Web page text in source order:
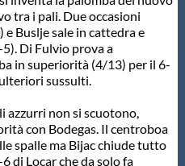
tra i pali. Due occasioni
Buslje sale in cattedra e
Di Fulvio prova a
in superiorità (4/13) per il 6-
sussulti.
azzurri non si scuotono,
con Bodegas. Il centroboa
spalle ma Bijac chiude tutto
di Locar che da solo fa